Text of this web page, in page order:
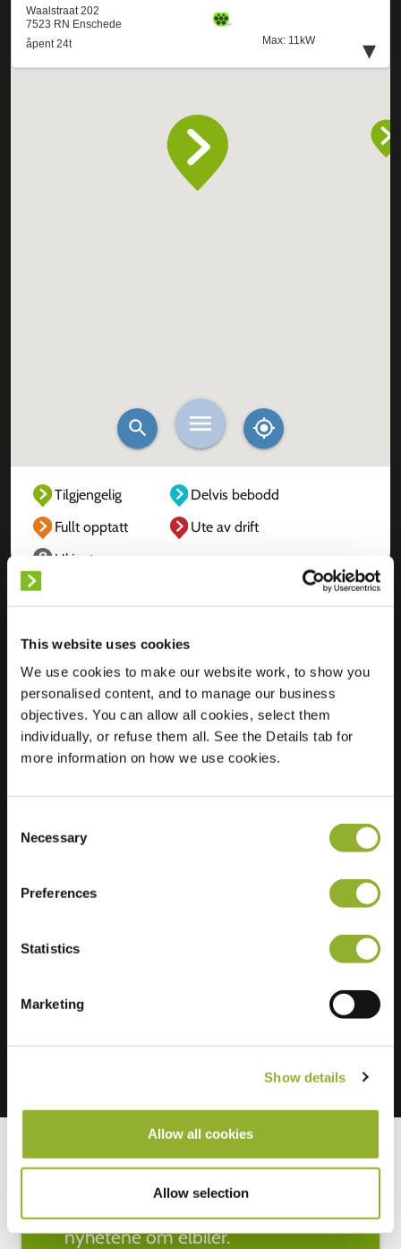
This website uses cookies
We use cookies to make our website work, to show you
personalised content, and to manage our business
objectives. You can allow all cookies, select them
individually, or refuse them all. See the Details tab for
more information on how we use cookies.
Selection
Necessary
Preferences
Statistics
Marketing
Show details
Allow all cookies
Allow selection
Tilgjengelig
Delvis bebodd
Fullt opptatt
Ute av drift
Ukjent
Sted
Waalstraat 202
7523 RN Enschede
Nederland
Regular Charging 2 of 2 available
Hold deg oppdatert med de siste
nyhetene om elbiler.